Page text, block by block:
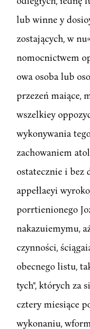
lub winne y
zostających, w
nomocnictwem
owa osoba lub
przezeń maiące,
wszelkiey
wykonywania
zachowaniem
ostatecznie i bez
appełlaeyi
porrtienionego
nakazuiemymu,
czynności,
obecnego listu,
tych", których za
cztery miesiące
wykonaniu,